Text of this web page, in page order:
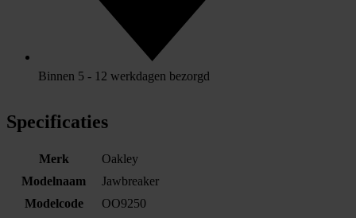
Binnen 5 - 12 werkdagen bezorgd
Specificaties
Merk
Oakley
Modelnaam
Jawbreaker
Modelcode
OO9250